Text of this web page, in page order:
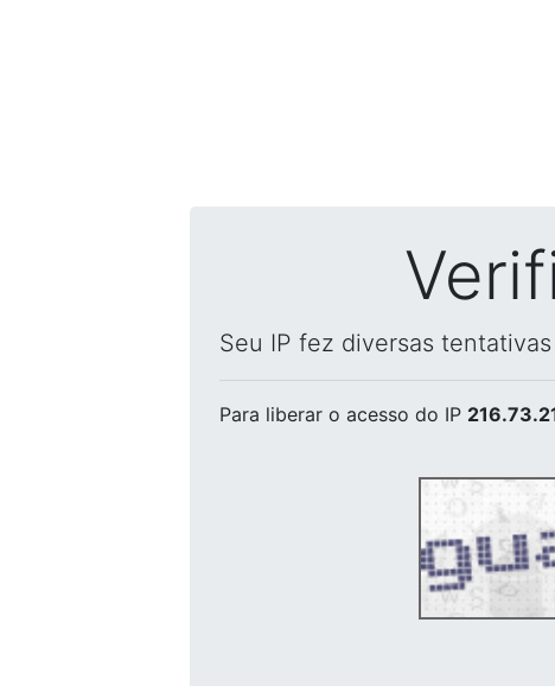
Seu IP fez diversas
Para liberar o acesso do IP